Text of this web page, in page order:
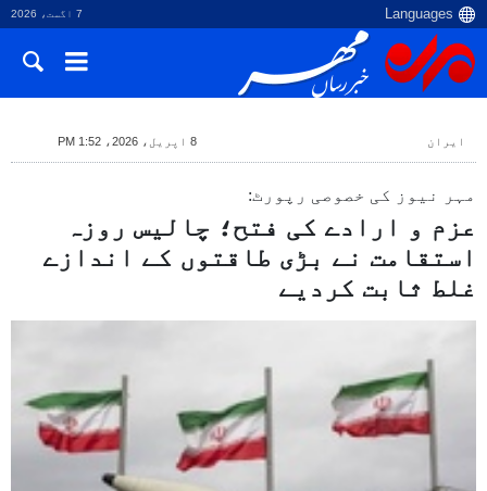
7 اگست، 2026
ایران 8 اپریل، 2026، 1:52 PM
مہر نیوز کی خصوصی رپورٹ:
عزم و ارادے کی فتح؛ چالیس روزہ
استقامت نے بڑی طاقتوں کے اندازے
غلط ثابت کردیے